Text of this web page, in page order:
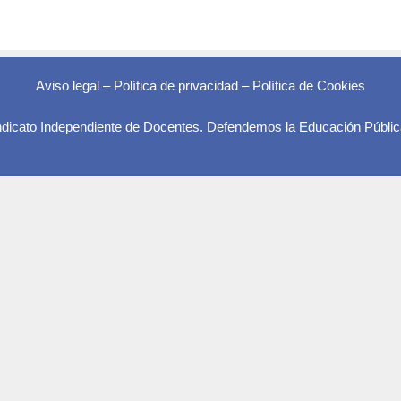
Aviso legal – Política de privacidad – Política de Cookies
Independiente de Docentes. Defendemos la Educación